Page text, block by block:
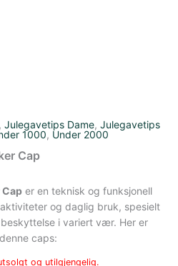
,Julegavetips Dame,Julegavetips
1000, Under 2000
Cap
Cap er en teknisk og funksjonell
og daglig bruk, spesielt
i variert vær. Her er
caps:
og utilgjengelig.